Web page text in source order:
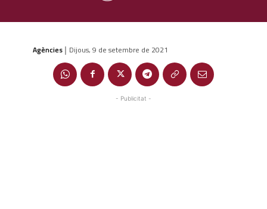
Agències | Dijous, 9 de setembre de 2021
- Publicitat -